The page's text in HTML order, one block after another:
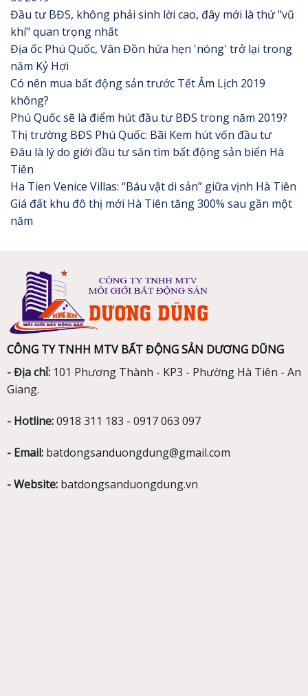
Đầu tư BĐS, không phải sinh lời cao, đây mới là thứ "vũ
khí" quan trọng nhất
Địa ốc Phú Quốc, Vân Đồn hứa hẹn 'nóng' trở lại trong
năm Kỷ Hợi
Có nên mua bất động sản trước Tết Âm Lịch 2019
không?
Phú Quốc sẽ là điểm hút đầu tư BĐS trong năm 2019?
Thị trường BĐS Phú Quốc: Bãi Kem hút vốn đầu tư
Đâu là lý do giới đầu tư săn tìm bất động sản biển Hà
Tiên
Ha Tien Venice Villas: “Báu vật di sản” giữa vịnh Hà Tiên
Giá đất khu đô thị mới Hà Tiên tăng 300% sau gần một
năm
CÔNG TY TNHH MTV BẤT ĐỘNG SẢN DƯƠNG DŨNG
- Địa chỉ:101 Phương Thành - KP3 - Phường Hà Tiên - An
Giang.
- Hotline:0918 311 183 - 0917 063 097
- Email:batdongsanduongdung@gmail.com
- Website:batdongsanduongdung.vn